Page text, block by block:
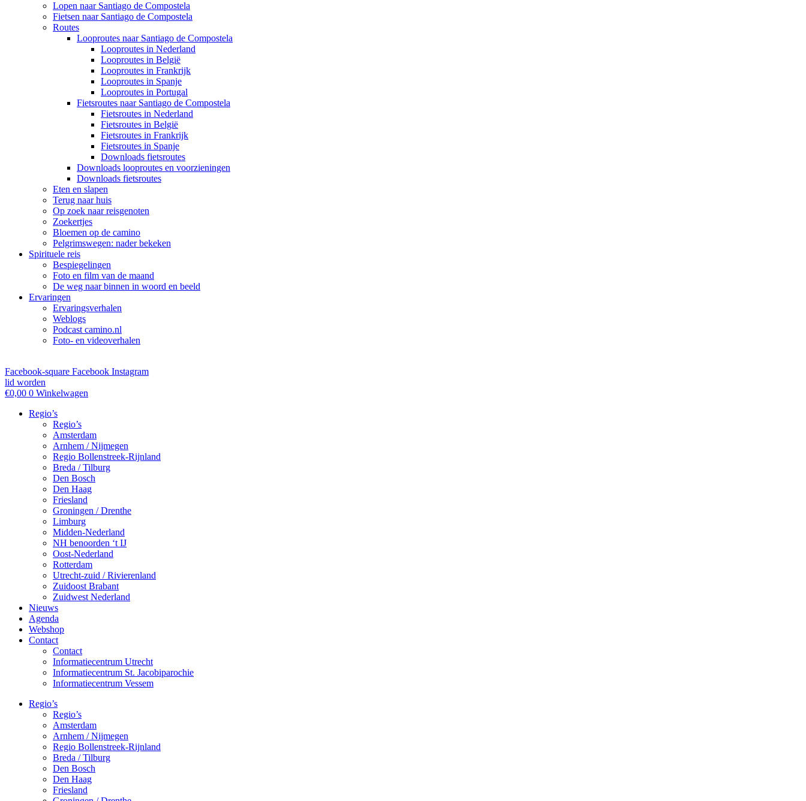
Lopen naar Santiago de Compostela
Fietsen naar Santiago de Compostela
Routes
Looproutes naar Santiago de Compostela
Looproutes in Nederland
Looproutes in België
Looproutes in Frankrijk
Looproutes in Spanje
Looproutes in Portugal
Fietsroutes naar Santiago de Compostela
Fietsroutes in Nederland
Fietsroutes in België
Fietsroutes in Frankrijk
Fietsroutes in Spanje
Downloads fietsroutes
Downloads looproutes en voorzieningen
Downloads fietsroutes
Eten en slapen
Terug naar huis
Op zoek naar reisgenoten
Zoekertjes
Bloemen op de camino
Pelgrimswegen: nader bekeken
Spirituele reis
Bespiegelingen
Foto en film van de maand
De weg naar binnen in woord en beeld
Ervaringen
Ervaringsverhalen
Weblogs
Podcast camino.nl
Foto- en videoverhalen
Facebook-square Facebook Instagram
lid worden
€0,00 0 Winkelwagen
Regio’s
Regio’s
Amsterdam
Arnhem / Nijmegen
Regio Bollenstreek-Rijnland
Breda / Tilburg
Den Bosch
Den Haag
Friesland
Groningen / Drenthe
Limburg
Midden-Nederland
NH benoorden ‘t IJ
Oost-Nederland
Rotterdam
Utrecht-zuid / Rivierenland
Zuidoost Brabant
Zuidwest Nederland
Nieuws
Agenda
Webshop
Contact
Contact
Informatiecentrum Utrecht
Informatiecentrum St. Jacobiparochie
Informatiecentrum Vessem
Regio’s
Regio’s
Amsterdam
Arnhem / Nijmegen
Regio Bollenstreek-Rijnland
Breda / Tilburg
Den Bosch
Den Haag
Friesland